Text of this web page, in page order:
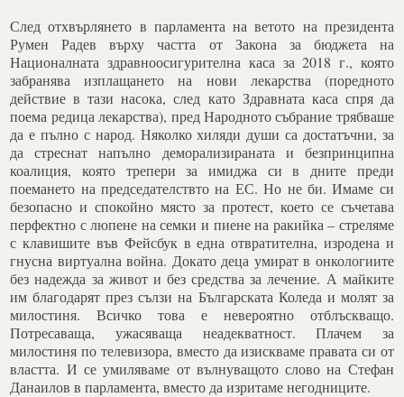
След отхвърлянето в парламента на ветото на президента
Румен Радев върху частта от Закона за бюджета на
Националната здравноосигурителна каса за 2018 г., която
забранява изплащането на нови лекарства (поредното
действие в тази насока, след като Здравната каса спря да
поема редица лекарства), пред Народното събрание трябваше
да е пълно с народ. Няколко хиляди души са достатъчни, за
да стреснат напълно деморализираната и безпринципна
коалиция, която трепери за имиджа си в дните преди
поемането на председателствто на ЕС. Но не би. Имаме си
безопасно и спокойно място за протест, което се съчетава
перфектно с люпене на семки и пиене на ракийка – стреляме
с клавишите във Фейсбук в една отвратителна, изродена и
гнусна виртуална война. Докато деца умират в онкологиите
без надежда за живот и без средства за лечение. А майките
им благодарят през сълзи на Българската Коледа и молят за
милостиня. Всичко това е невероятно отблъскващо.
Потресаваща, ужасяваща неадекватност. Плачем за
милостиня по телевизора, вместо да изискваме правата си от
властта. И се умиляваме от вълнуващото слово на Стефан
Данаилов в парламента, вместо да изритаме негодниците.